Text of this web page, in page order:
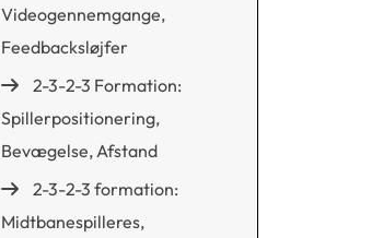
Videogennemgange,
Feedbacksløjfer
2-3-2-3 Formation:
Spillerpositionering,
Bevægelse, Afstand
2-3-2-3 formation:
Midtbanespilleres,